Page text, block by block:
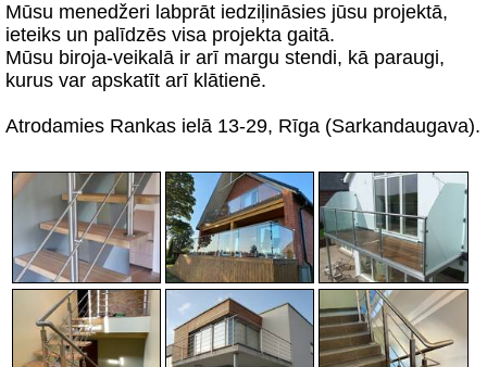
Mūsu menedžeri labprāt iedziļināsies jūsu projektā,
ieteiks un palīdzēs visa projekta gaitā.
Mūsu biroja-veikalā ir arī margu stendi, kā paraugi,
kurus var apskatīt arī klātienē.
Atrodamies Rankas ielā 13-29, Rīga (Sarkandaugava).